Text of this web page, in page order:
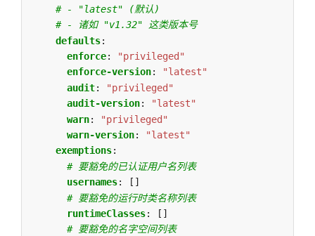
# - "latest" (默认)
# - 诸如 "v1.32" 这类版本号
defaults:
enforce:
"privileged"
enforce-version:
"latest"
audit:
"privileged"
audit-version:
"latest"
warn:
"privileged"
warn-version:
"latest"
exemptions:
# 要豁免的已认证用户名列表
usernames:
[]
# 要豁免的运行时类名称列表
runtimeClasses:
[]
# 要豁免的名字空间列表